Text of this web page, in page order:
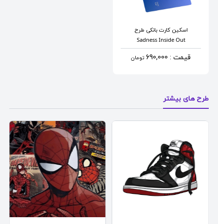
اسکین کارت بانکی طرح
Sadness Inside Out
قیمت : 690,000 تومان
طرح های بیشتر